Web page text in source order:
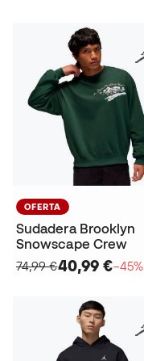
OFERTA
Sudadera Brooklyn
Snowscape Crew
74,99 €40,99 €−45%